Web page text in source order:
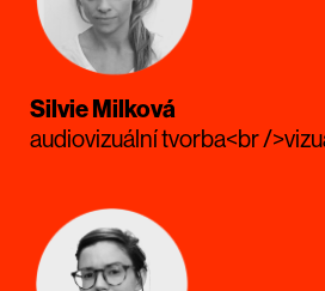
Silvie Milková
audiovizuální tvorba<br /